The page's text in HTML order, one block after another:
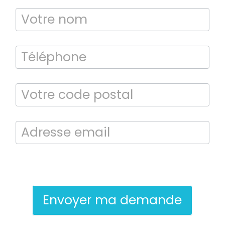
Bilan énergétique
DPE
Envoyer ma demande